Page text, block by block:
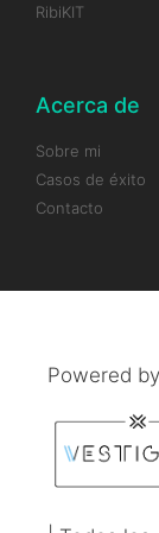
RibiKIT
Acerca de
Sobre mi
Casos de éxito
Contacto
Powered